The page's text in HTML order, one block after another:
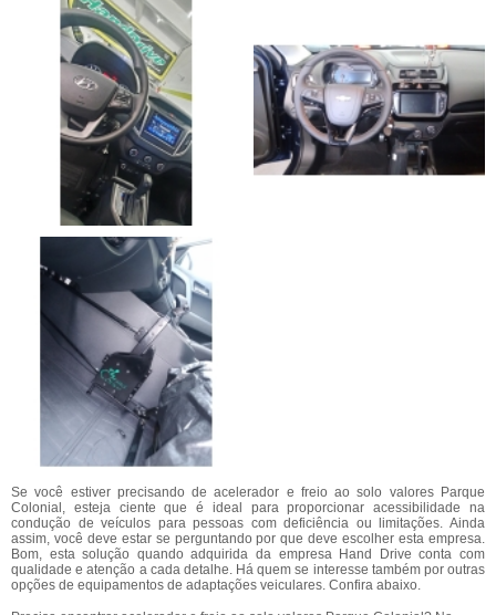
Se você estiver precisando de acelerador e freio ao solo valores Parque
Colonial, esteja ciente que é ideal para proporcionar acessibilidade na
condução de veículos para pessoas com deficiência ou limitações. Ainda
assim, você deve estar se perguntando por que deve escolher esta empresa.
Bom, esta solução quando adquirida da empresa Hand Drive conta com
qualidade e atenção a cada detalhe. Há quem se interesse também por outras
opções de equipamentos de adaptações veiculares. Confira abaixo.